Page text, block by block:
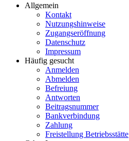
Allgemein
Kontakt
Nutzungshinweise
Zugangseröffnung
Datenschutz
Impressum
Häufig gesucht
Anmelden
Abmelden
Befreiung
Antworten
Beitragsnummer
Bankverbindung
Zahlung
Freistellung Betriebsstätte